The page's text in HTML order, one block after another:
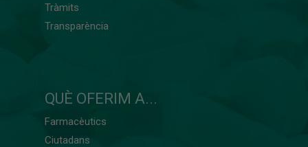
Tràmits
Transparència
QUÈ OFERIM A...
Farmacèutics
Ciutadans